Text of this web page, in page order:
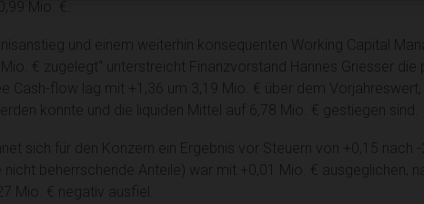
Mio. €.
und einem weiterhin konsequenten Working Capital
€ zugelegt“ unterstreicht Finanzvorstand Hannes Griesser die
Cash-flow lag mit +1,36 um 3,19 Mio. € über dem
konnte und die liquiden Mittel auf 6,78 Mio. € gestiegen sind.
sich für den Konzern ein Ergebnis vor Steuern von +0,15 nach
nicht beherrschende Anteile) war mit +0,01 Mio. € ausgeglichen,
Mio. € negativ ausfiel.